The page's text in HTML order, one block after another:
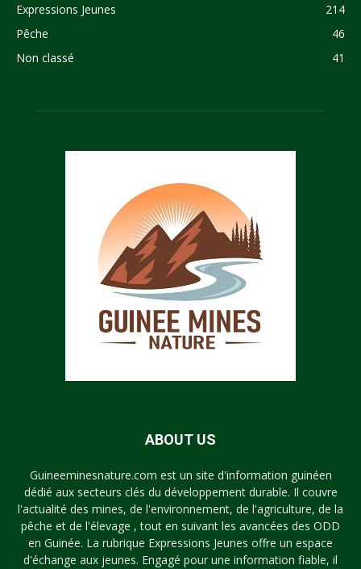
Expressions Jeunes
214
Pêche
46
Non classé
41
ABOUT US
Guineeminesnature.com est un site d'information guinéen
dédié aux secteurs clés du développement durable. Il couvre
l'actualité des mines, de l'environnement, de l'agriculture, de la
pêche et de l'élevage , tout en suivant les avancées des ODD
en Guinée. La rubrique Expressions Jeunes offre un espace
d'échange aux jeunes. Engagé pour une information fiable, il